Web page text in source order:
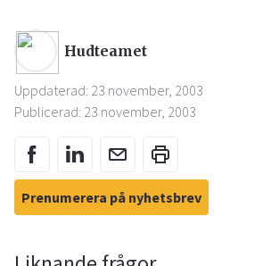
Hudteamet
Uppdaterad: 23 november, 2003
Publicerad: 23 november, 2003
Prenumerera på nyhetsbrev